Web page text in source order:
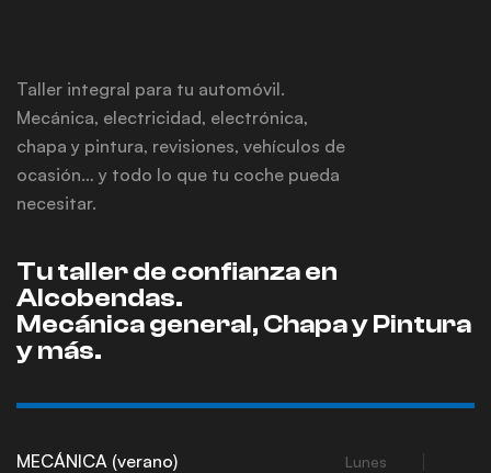
Taller integral para tu automóvil.
Mecánica, electricidad, electrónica,
chapa y pintura, revisiones, vehículos de
ocasión… y todo lo que tu coche pueda
necesitar.
Tu taller de confianza en
Alcobendas.
Mecánica general, Chapa y Pintura
y más.
MECÁNICA (verano) Lunes